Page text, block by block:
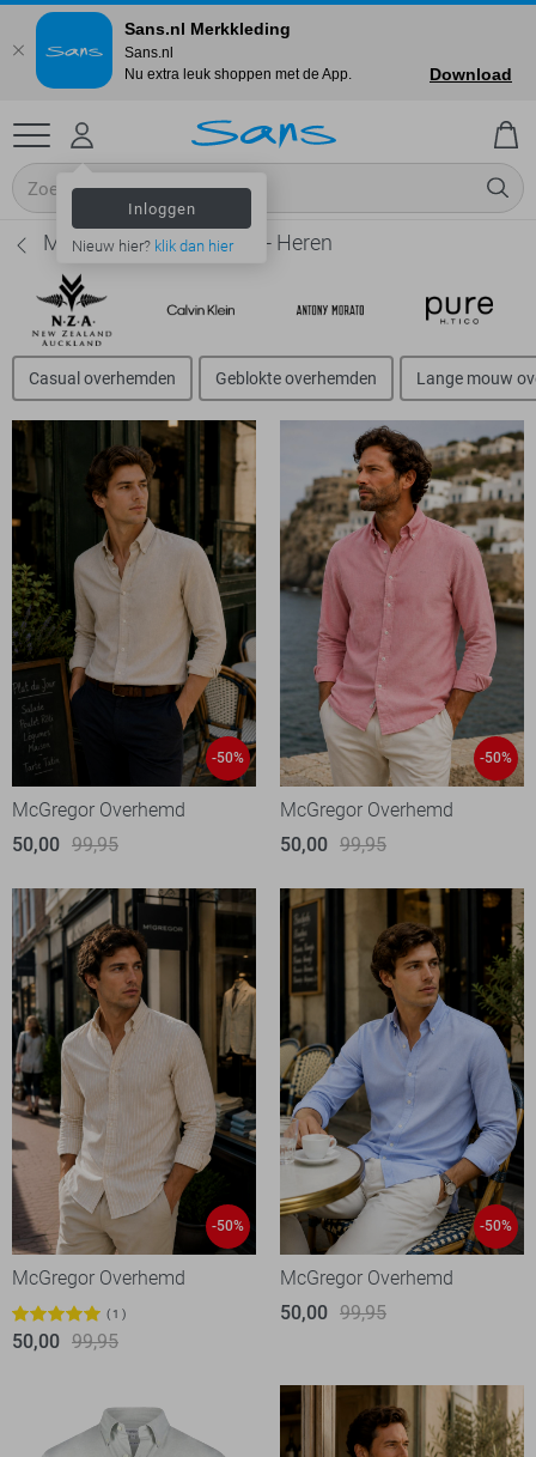
Inloggen
Nieuw hier? klik dan hier
McGregor Overhemden - Heren
Casual overhemden Geblokte overhemden Lange mouw
-50%
McGregor Overhemd
50,00 99,95
-50%
McGregor Overhemd
50,00 99,95
-50%
McGregor Overhemd
1
50,00 99,95
-50%
McGregor Overhemd
50,00 99,95
Sans.nl Merkkleding
Sans.nl
Nu extra leuk shoppen met de App.
Download